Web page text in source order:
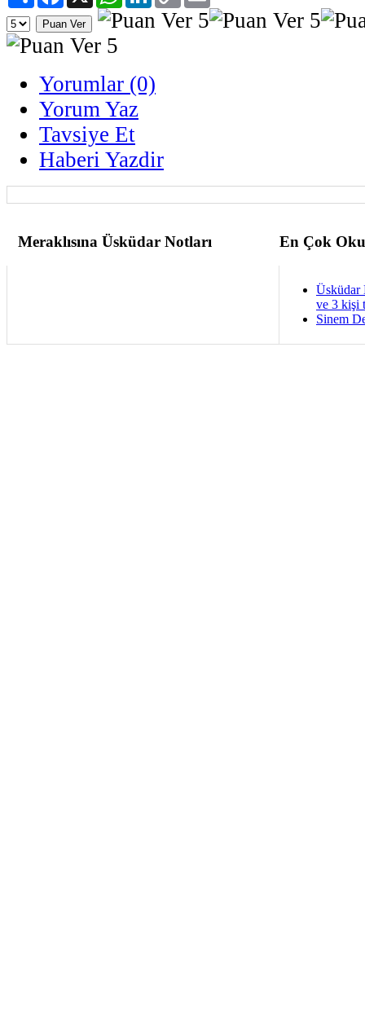
Yorumlar (0)
Yorum Yaz
Tavsiye Et
Haberi Yazdir
Meraklısına Üsküdar Notları En Çok
Üsküdar
ve 3 kişi
Sinem